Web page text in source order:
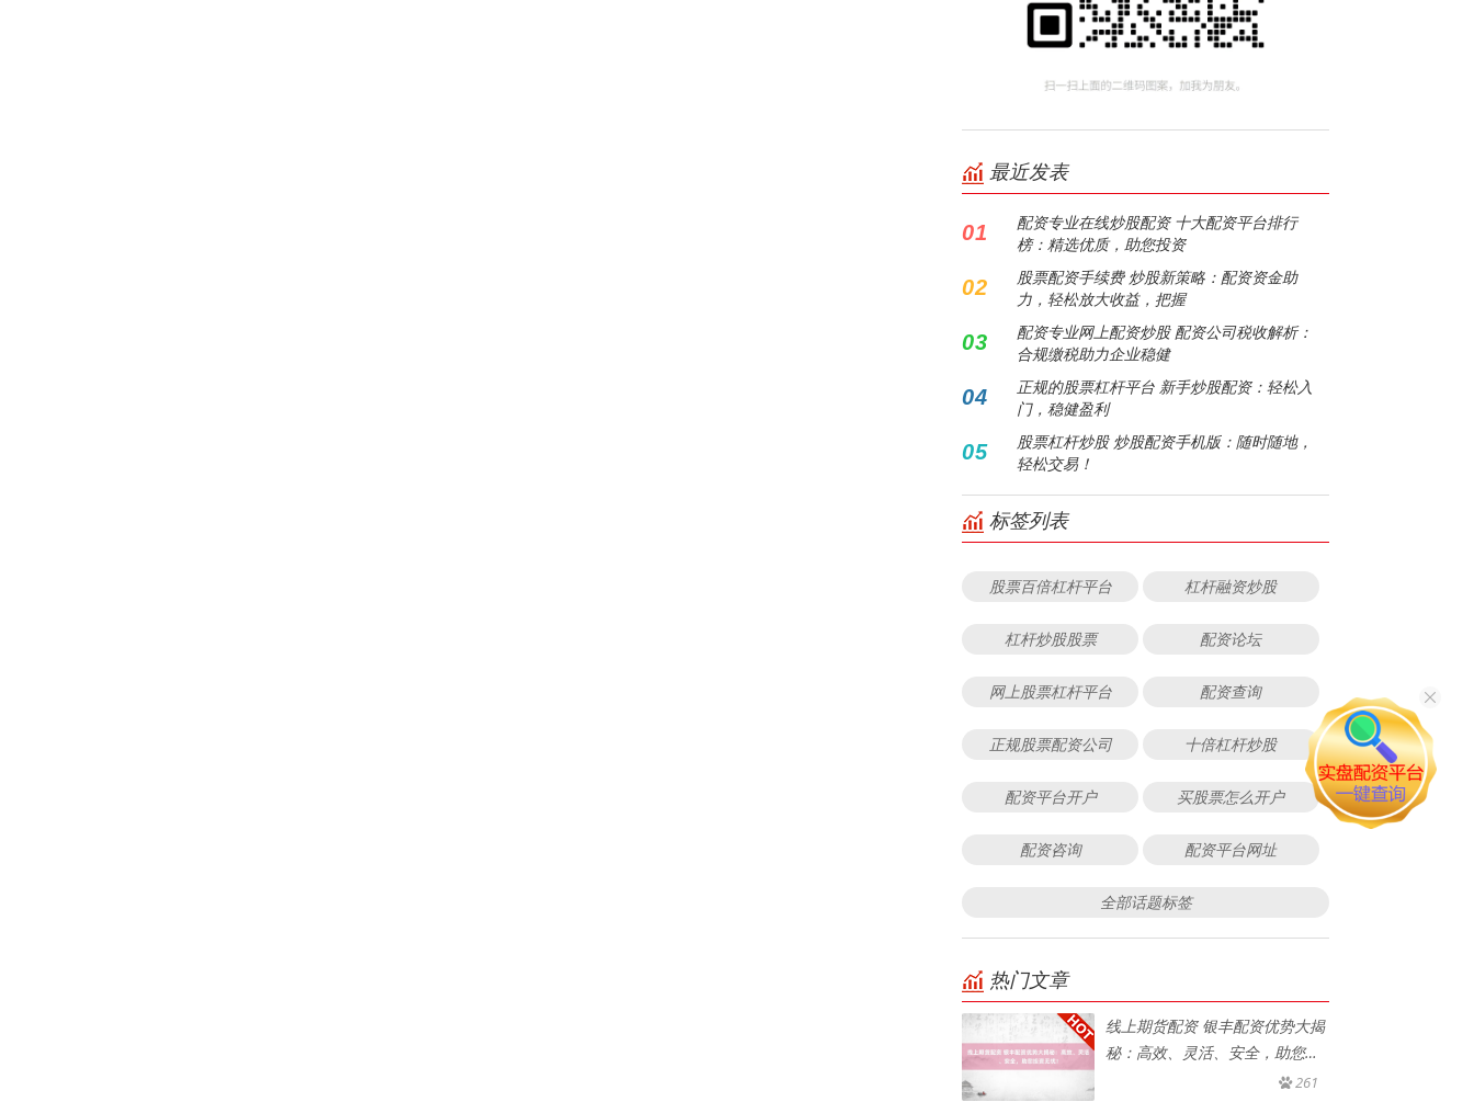
最近发表
01
配资专业在线炒股配资 十大配资平台排行
榜：精选优质，助您投资
02
股票配资手续费 炒股新策略：配资资金助
力，轻松放大收益，把握
03
配资专业网上配资炒股 配资公司税收解析：
合规缴税助力企业稳健
04
正规的股票杠杆平台 新手炒股配资：轻松入
门，稳健盈利
05
股票杠杆炒股 炒股配资手机版：随时随地，
轻松交易！
标签列表
股票百倍杠杆平台 杠杆融资炒股
杠杆炒股股票 配资论坛
网上股票杠杆平台 配资查询
正规股票配资公司 十倍杠杆炒股
配资平台开户 买股票怎么开户
配资咨询 配资平台网址
全部话题标签
热门文章
线上期货配资 银丰配资优势大揭
秘：高效、灵活、安全，助您投
261